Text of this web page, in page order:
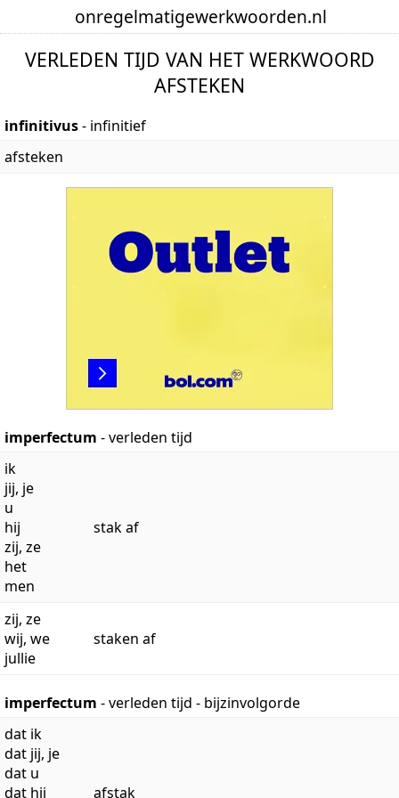
onregelmatigewerkwoorden.nl
VERLEDEN TIJD VAN HET WERKWOORD
AFSTEKEN
infinitivus- infinitief
afsteken
imperfectum - verleden tijd
ik
jij, je
u
hij
zij, ze
het
men
stak af
zij, ze
wij, we
jullie
staken af
imperfectum - verleden tijd - bijzinvolgorde
dat ik
dat jij, je
dat u
dat hij
afstak